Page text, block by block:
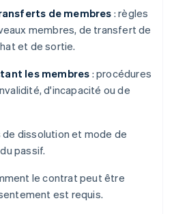
de membres : règles
membres, de transfert de
et de sortie.
les membres : procédures
d'incapacité ou de
dissolution et mode de
passif.
le contrat peut être
est requis.